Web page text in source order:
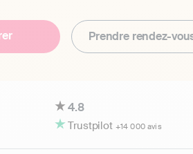
Prendre rendez-
4.8
Trustpilot +14 000 avis